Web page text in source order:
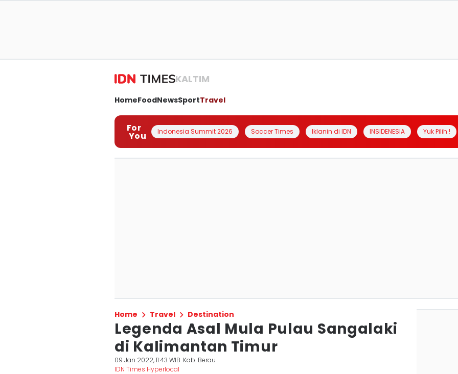
KALTIM
HomeFoodNewsSportTravel
For
You Indonesia Summit 2026 Soccer Times Iklanin di IDN INSIDENESIA Yuk Pilih !
Home Travel Destination
Legenda Asal Mula Pulau Sangalaki
di Kalimantan Timur
09 Jan 2022, 11:43 WIB Kab. Berau
IDN Times Hyperlocal